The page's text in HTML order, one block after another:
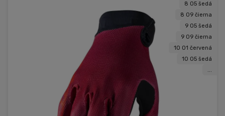
8 05 šedá
8 09 čierna
9 05 šedá
9 09 čierna
10 01 červená
10 05 šedá
...